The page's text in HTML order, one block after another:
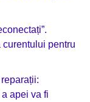
pentru
apei va fi